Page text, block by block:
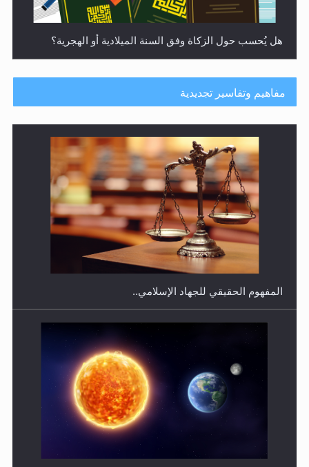
هل يُحسب حول الزكاة وفق السنة الميلادية أو الهجرية؟
هل يجوز فتح مشروع كوافير نسائي للمحجبات وغير
المحجبات؟
فتوى أمير المؤمنين الميرزا مسرور أحمد أيده الله في أطفال
مفاهيم وتفاسير تجديدية
المفهوم الحقيقي للجهاد الإسلامي..